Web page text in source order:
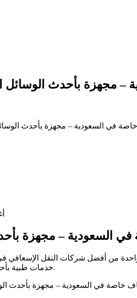
بأحدث الوسائل الطبية:
في السعودية – مجهزة بأحدث الوسائل الطبية:
السعودية – مجهزة
من أفضل شركات النقل الإسعافي
خدمات طبية بأحدث الوسائل وبأقل التكاليف.